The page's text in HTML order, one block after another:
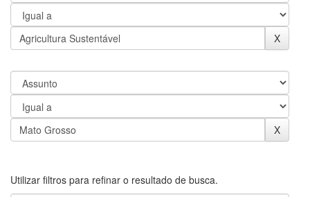
Utilizar filtros para refinar o resultado de busca.